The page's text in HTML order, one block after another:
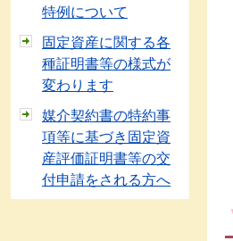
特例について
固定資産に関する各
種証明書等の様式が
変わります
媒介契約書の特約事
項等に基づき固定資
産評価証明書等の交
付申請をされる方へ